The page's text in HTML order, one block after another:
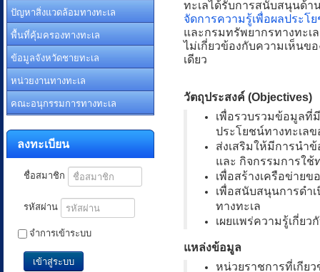
ปัญหาสิ่งแวดล้อมทางทะเล
พื้นที่คุ้มครองทางทะเล
ข้อมูลจังหวัดชายทะเล
หน่วยงานทางทะเล
คณะอนุกรรมการทางทะเล
ลงทะเบียน
ชื่อสมาชิก
รหัสผ่าน
จำการเข้าระบบ
เข้าสู่ระบบ
ทะเลได้รับการสนับสนุนด้
จัดการความรู้เพื่อผลประโ
และกรมทรัพยากรทางทะ
ไม่เกี่ยวข้องกับความเห็นข
เดียว
วัตถุประสงค์ (Objectives)
เพื่อรวบรวมข้อมูลที่
ประโยชน์ทางทะเลข
ส่งเสริมให้มีการนำ
และ กิจกรรมการใช้
เพื่อสร้างเครือข่าย
เพื่อสนับสนุนการดำ
ทางทะเล
เผยแพร่ความรู้เกี่ย
แหล่งข้อมูล
หน่วยราชการที่เกียว